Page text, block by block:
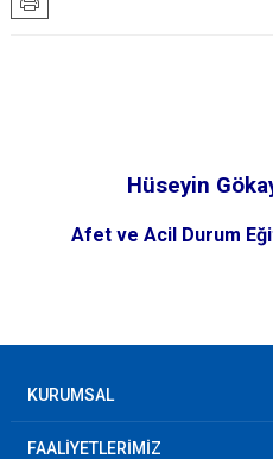
Hüseyin
Afet ve Acil Durum
KURUMSAL
FAALİYETLERİMİZ